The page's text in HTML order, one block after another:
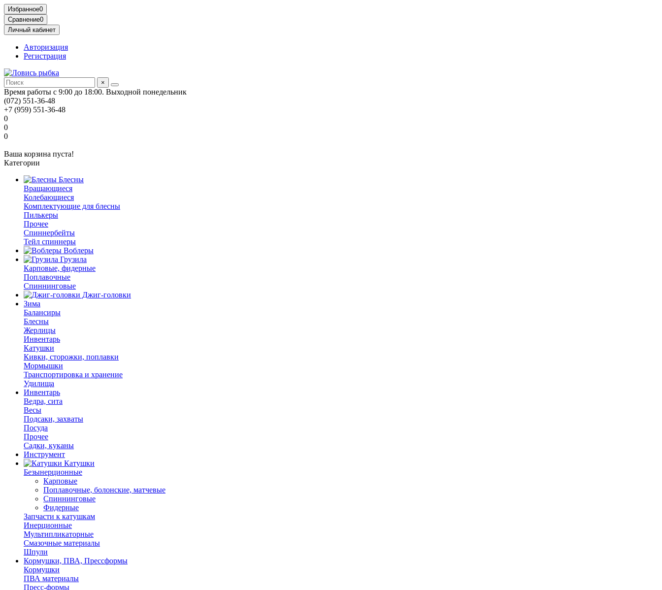
Избранное0
Сравнение0
Личный кабинет
Авторизация
Регистрация
×
Время работы с 9:00 до 18:00. Выходной понедельник
(072) 551-36-48
+7 (959) 551-36-48
0
0
0
Ваша корзина пуста!
Категории
Блесны
Вращающиеся
Колебающиеся
Комплектующие для блесны
Пилькеры
Прочее
Спиннербейты
Тейл спиннеры
Воблеры
Грузила
Карповые, фидерные
Поплавочные
Спиннинговые
Джиг-головки
Зима
Балансиры
Блесны
Жерлицы
Инвентарь
Катушки
Кивки, сторожки, поплавки
Мормышки
Транспортировка и хранение
Удилища
Инвентарь
Ведра, сита
Весы
Подсаки, захваты
Посуда
Прочее
Садки, куканы
Инструмент
Катушки
Безынерционные
Карповые
Поплавочные, болонские, матчевые
Спиннинговые
Фидерные
Запчасти к катушкам
Инерционные
Мультипликаторные
Смазочные материалы
Шпули
Кормушки, ПВА, Прессформы
Кормушки
ПВА материалы
Пресс-формы